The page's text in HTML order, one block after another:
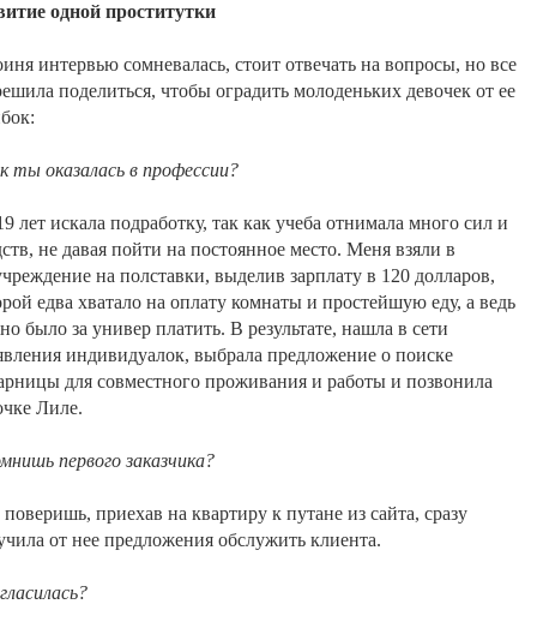
одной проститутки
интервью сомневалась,стоит отвечать на вопросы,но все
поделиться,чтобы оградить молоденьких девочек от ее
:
ты оказалась в профессии?
лет искала подработку,так как учеба отнимала много сил и
,не давая пойти на постоянное место.Меня взяли в
на полставки,выделив зарплату в 120 долларов,
едва хватало на оплату комнаты и простейшую еду,а ведь
было за универ платить.В результате,нашла в сети
индивидуалок,выбрала предложение о поиске
для совместного проживания и работы и позвонила
Лиле.
первого заказчика?
поверишь,приехав на квартиру к путане из сайта,сразу
от нее предложения обслужить клиента.
?